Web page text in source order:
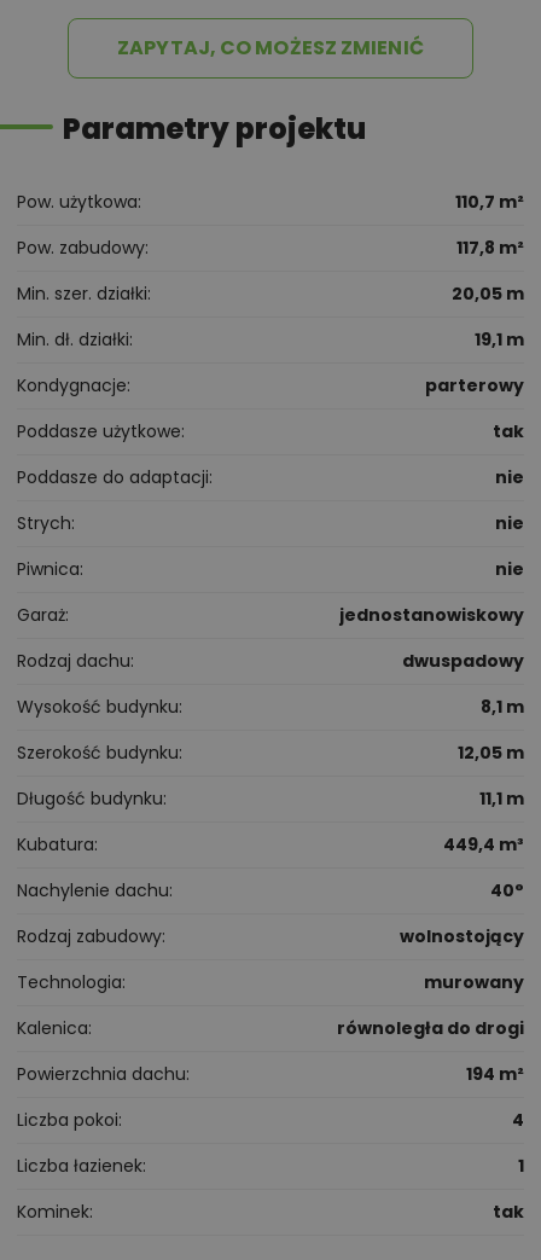
ZAPYTAJ, CO MOŻESZ ZMIENIĆ
Parametry projektu
Pow. użytkowa
110,7 m²
Pow. zabudowy
117,8 m²
Min. szer. działki
20,05 m
Min. dł. działki
19,1 m
Kondygnacje
parterowy
Poddasze użytkowe
tak
Poddasze do adaptacji
nie
Strych
nie
Piwnica
nie
Garaż
jednostanowiskowy
Rodzaj dachu
dwuspadowy
Wysokość budynku
8,1 m
Szerokość budynku
12,05 m
Długość budynku
11,1 m
Kubatura
449,4 m³
Nachylenie dachu
40°
Rodzaj zabudowy
wolnostojący
Technologia
murowany
Kalenica
równoległa do drogi
Powierzchnia dachu
194 m²
Liczba pokoi
4
Liczba łazienek
1
Kominek
tak